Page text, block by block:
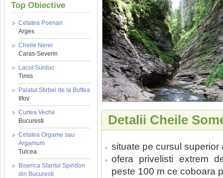
Top Obiective
Cetatea Poenari
Arges
Cheile Nerei
Caras-Severin
Lacul Surduc
Timis
Palatul Stirbei de la Buftea
Ilfov
Curtea Veche
Bucuresti
Cetatea Orgame sau
Argamum
Tulcea
Biserica Sfantul Spiridon
din Bucuresti
Detalii Cheile
situate pe cursul superior
ofera privelisti extrem
peste 100 m ce coboara